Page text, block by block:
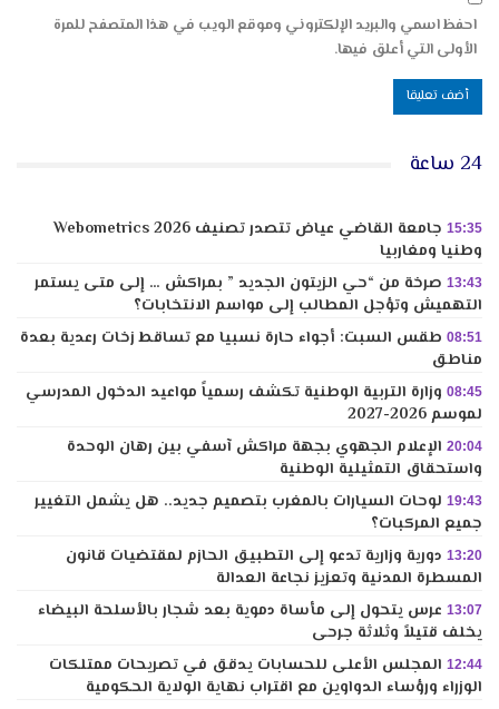
احفظ اسمي والبريد الإلكتروني وموقع الويب في هذا المتصفح للمرة
الأولى التي أعلق فيها.
24 ساعة
15:35
جامعة القاضي عياض تتصدر تصنيف Webometrics 2026
وطنيا ومغاربيا
13:43 صرخة من “حي الزيتون الجديد ” بمراكش … إلى متى يستمر
التهميش وتؤجل المطالب إلى مواسم الانتخابات؟
08:51 طقس السبت: أجواء حارة نسبيا مع تساقط زخات رعدية بعدة
مناطق
08:45 وزارة التربية الوطنية تكشف رسمياً مواعيد الدخول المدرسي
لموسم 2026-2027
20:04 الإعلام الجهوي بجهة مراكش آسفي بين رهان الوحدة
واستحقاق التمثيلية الوطنية
19:43 لوحات السيارات بالمغرب بتصميم جديد.. هل يشمل التغيير
جميع المركبات؟
13:20 دورية وزارية تدعو إلى التطبيق الحازم لمقتضيات قانون
المسطرة المدنية وتعزيز نجاعة العدالة
13:07 عرس يتحول إلى مأساة دموية بعد شجار بالأسلحة البيضاء
يخلف قتيلاً وثلاثة جرحى
12:44 المجلس الأعلى للحسابات يدقق في تصريحات ممتلكات
الوزراء ورؤساء الدواوين مع اقتراب نهاية الولاية الحكومية